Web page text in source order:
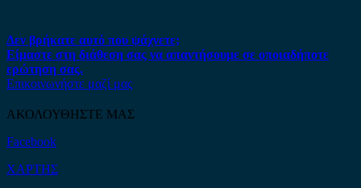
Δεν βρήκατε αυτό που ψάχνετε;
Είμαστε στη διάθεση σας να απαντήσουμε σε οποιαδήποτε
ερώτηση σας.
Επικοινωνήστε μαζί μας
ΑΚΟΛΟΥΘΗΣΤΕ ΜΑΣ
Facebook
ΧΑΡΤΗΣ